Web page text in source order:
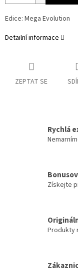
Edice: Mega Evolution
Detailní informace
ZEPTAT SE
Rychlá
Získejte
Produkty